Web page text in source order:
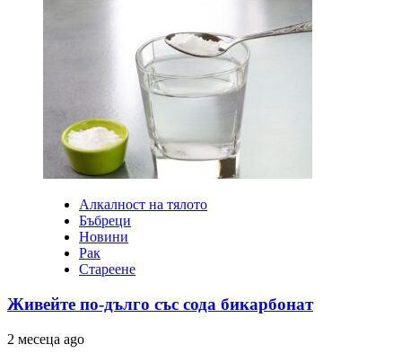
Алкалност на тялото
Бъбреци
Новини
Рак
Стареене
Живейте по-дълго със сода бикарбонат
2 месеца ago